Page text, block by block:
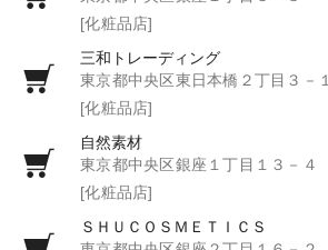
[化粧品店]
三和トレーディング
東京都中央区東日本橋２丁目３－１
[化粧品店]
自然素材
東京都中央区銀座１丁目１３－４
[化粧品店]
ＳＨＵＣＯＳＭＥＴＩＣＳ